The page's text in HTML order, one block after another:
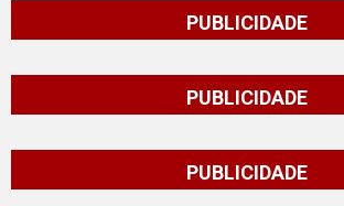
PUBLICIDADE
PUBLICIDADE
PUBLICIDADE